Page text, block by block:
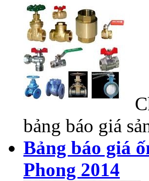
bảng báo giá
Bảng báo giá
Phong 2014